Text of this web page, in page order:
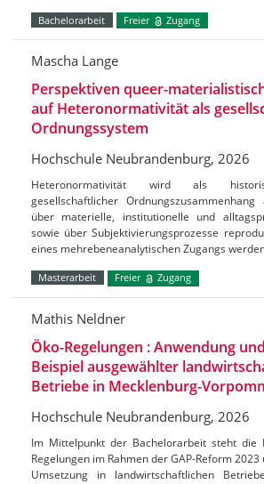
Bachelorarbeit Freier Zugang
Mascha Lange
Perspektiven queer-
auf Heteronormativität als
Ordnungssystem
Hochschule Neubrandenburg, 2026
Heteronormativität wird als
gesellschaftlicher
über materielle, institutionelle und
sowie über Subjektivierungsprozesse
eines mehrebeneanalytischen Zugangs
Masterarbeit Freier Zugang
Mathis Neldner
Öko-Regelungen : Anwendung
Beispiel ausgewählter
Betriebe in Mecklenburg-
Hochschule Neubrandenburg, 2026
Im Mittelpunkt der Bachelorarbeit steht die
Regelungen im Rahmen der GAP-Reform
Umsetzung in landwirtschaftlichen